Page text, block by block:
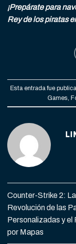
¡Prepárate para
Rey de los piratas
Esta entrada fue
Games,
Counter-Strike 2: La
Revolución de las
Personalizadas y el
por Mapas